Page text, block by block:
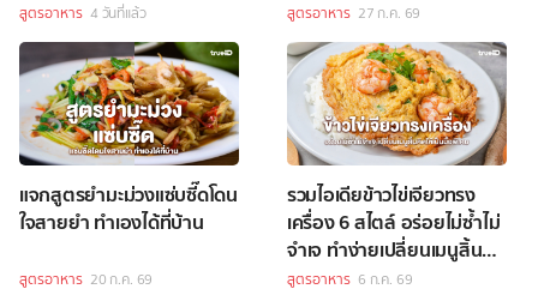
สูตรอาหาร 4 วันที่แล้ว สูตรอาหาร 27 ก.ค. 69
แจกสูตรยำมะม่วงแซ่บซี๊ดโดน
ใจสายยำ ทำเองได้ที่บ้าน
สูตรอาหาร 20 ก.ค. 69
รวมไอเดียข้าวไข่เจียวทรง
เครื่อง 6 สไตล์ อร่อยไม่ซ้ำไม่
จำเจ ทำง่ายเปลี่ยนเมนูสิ้นคิด
ให้เป็นมื้อพิเศษ
สูตรอาหาร 6 ก.ค. 69